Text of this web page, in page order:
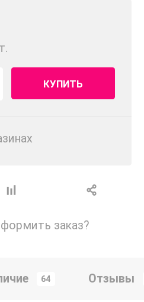
КУПИТЬ
заказ?
64 Отзывы